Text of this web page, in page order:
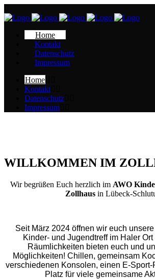
Home
Kontakt
Datenschutz
Impressum
Home
Kontakt
Datenschutz
Impressum
WILLKOMMEN IM
Wir begrüßen Euch herzlich im AWO
Zollhaus in Lübeck-
Seit März 2024 öffnen wir euch
Kinder- und Jugendtreff im Haler
Räumlichkeiten bieten euch und
Möglichkeiten! Chillen, gemeinsam
verschiedenen Konsolen, einen E-
Platz für viele gemeinsame